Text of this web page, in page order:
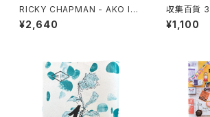
RICKY CHAPMAN - AKO IN
SEIN
¥2,640
収集百貨 3
¥1,100